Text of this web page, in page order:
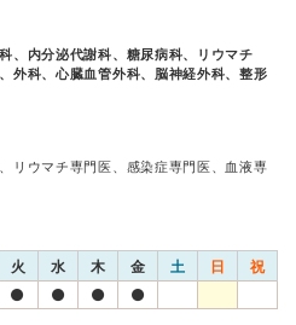
、内分泌代謝科、糖尿病科、リウマチ
外科、心臓血管外科、脳神経外科、整形
リウマチ専門医、感染症専門医、血液専
火 水 木 金 土 日 祝